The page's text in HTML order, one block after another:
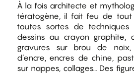
À la fois architecte et
tératogène, il fait feu de
toutes sortes de
dessins au crayon graphite,
gravures sur brou de noix,
d’encre, encres de chine,
sur nappes, collages… Des